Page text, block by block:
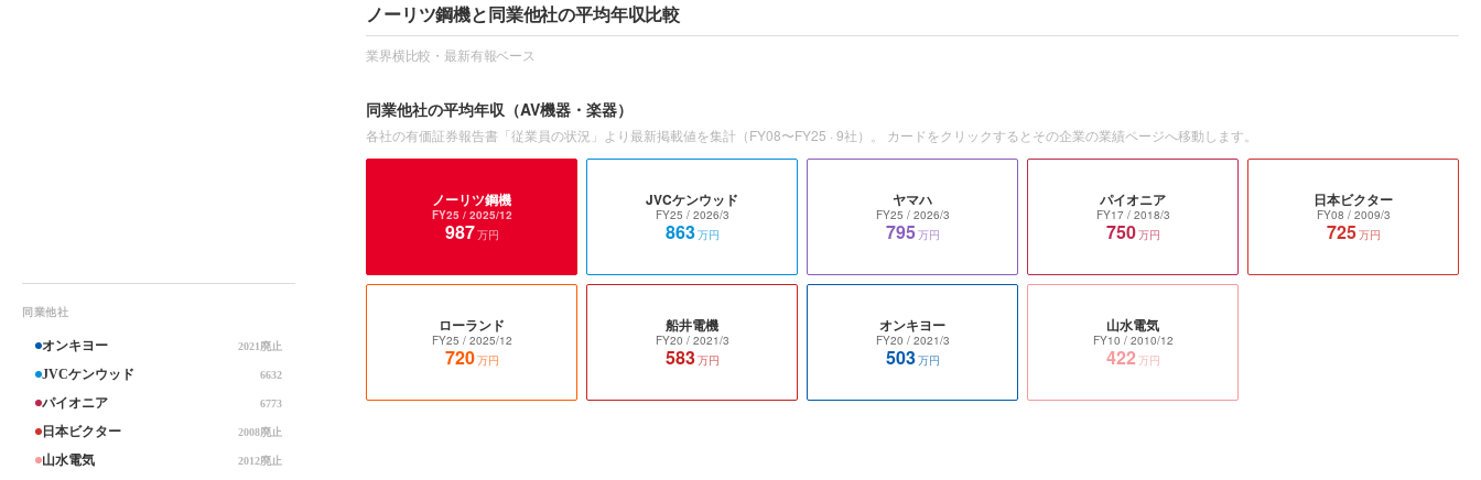
同業他社
オンキヨー 2021廃止
JVCケンウッド 6632
パイオニア 6773
日本ビクター 2008廃止
山水電気 2012廃止
ノーリツ鋼機と同業他社の平均年収比較
業界横比較・最新有報ベース
同業他社の平均年収 （AV機器・楽器）
各社の有価証券報告書「従業員の状況」より最新掲載値を集計（FY08〜FY25 · 9社）。 カードをクリックするとその企業の業績ページへ移動します。
ノーリツ鋼機
FY25 / 2025/12
987万円
JVCケンウッド
FY25 / 2026/3
863万円
ヤマハ
FY25 / 2026/3
795万円
パイオニア
FY17/ 2018/3
750万円
日本ビクター
FY08 / 2009/3
725万円
ローランド
FY25 / 2025/12
720万円
船井電機
FY20 / 2021/3
583万円
オンキヨー
FY20 / 2021/3
503万円
山水電気
FY10 / 2010/12
422 万円